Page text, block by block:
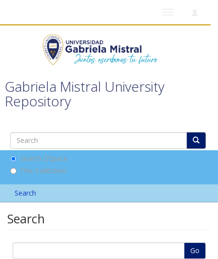
Gabriela Mistral University
Repository
Search DSpace
This Collection
Search
Search
Go